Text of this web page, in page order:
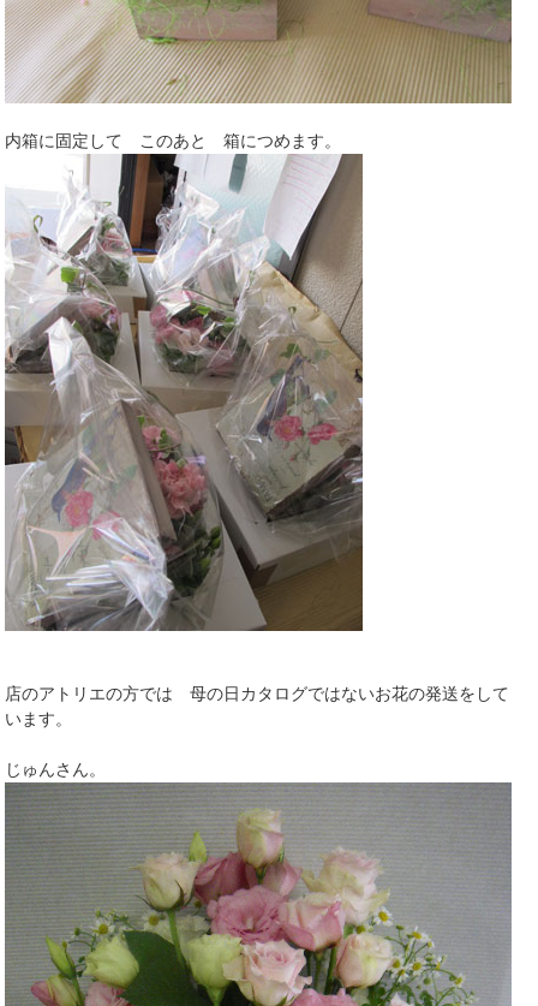
内箱に固定して このあと 箱につめます。
店のアトリエの方では 母の日カタログではないお花の発送をして
います。
じゅんさん。